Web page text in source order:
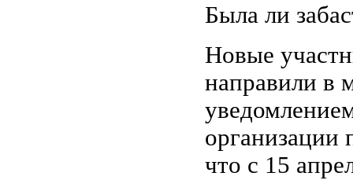
Была ли
Новые
направили в
организации
что с 15